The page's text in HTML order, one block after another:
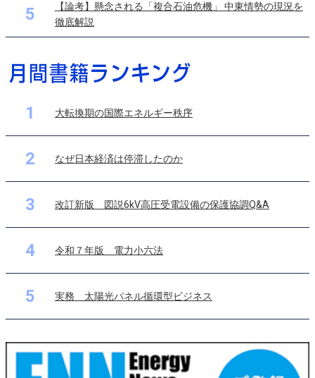
5
【論考】懸念される「複合石油危機」 中東情勢の現況を
徹底解説
1 大転換期の国際エネルギー秩序
2 なぜ日本経済は停滞したのか
3 改訂新版 図説6kV高圧受電設備の保護協調Q&A
4 令和７年版 電力小六法
5 実務 太陽光パネル循環型ビジネス